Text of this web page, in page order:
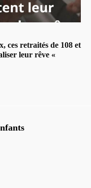
ces retraités de 108 et
leur rêve «